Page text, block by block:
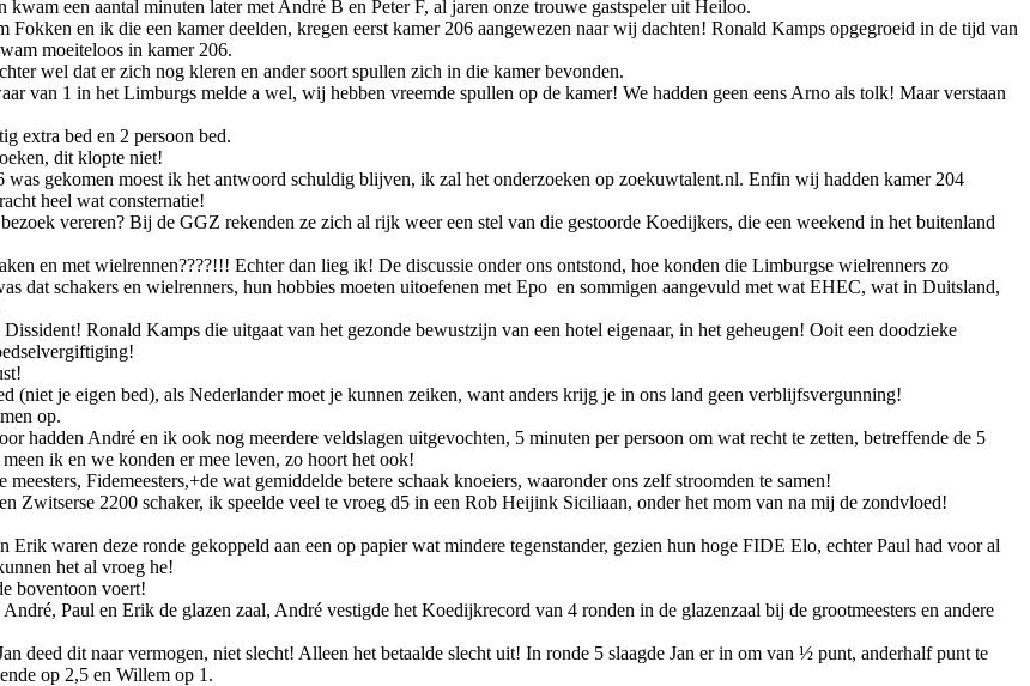
een aantal minuten later met André B en Peter F, al jaren onze trouwe gastspeler uit Heiloo.
en ik die een kamer deelden, kregen eerst kamer 206 aangewezen naar wij dachten! Ronald Kamps opgegroeid in de tijd van
moeiteloos in kamer 206.
wel dat er zich nog kleren en ander soort spullen zich in die kamer bevonden.
van 1 in het Limburgs melde a wel, wij hebben vreemde spullen op de kamer! We hadden geen eens Arno als tolk! Maar verstaan
extra bed en 2 persoon bed.
dit klopte niet!
gekomen moest ik het antwoord schuldig blijven, ik zal het onderzoeken op zoekuwtalent.nl. Enfin wij hadden kamer 204
heel wat consternatie!
vereren? Bij de GGZ rekenden ze zich al rijk weer een stel van die gestoorde Koedijkers, die een weekend in het buitenland
en met wielrennen????!!! Echter dan lieg ik! De discussie onder ons ontstond, hoe konden die Limburgse wielrenners zo
dat schakers en wielrenners, hun hobbies moeten uitoefenen met Epo en sommigen aangevuld met wat EHEC, wat in Duitsland,
Ronald Kamps die uitgaat van het gezonde bewustzijn van een hotel eigenaar, in het geheugen! Ooit een doodzieke
(niet je eigen bed), als Nederlander moet je kunnen zeiken, want anders krijg je in ons land geen verblijfsvergunning!
op.
hadden André en ik ook nog meerdere veldslagen uitgevochten, 5 minuten per persoon om wat recht te zetten, betreffende de 5
ik en we konden er mee leven, zo hoort het ook!
Fidemeesters,+de wat gemiddelde betere schaak knoeiers, waaronder ons zelf stroomden te samen!
Zwitserse 2200 schaker, ik speelde veel te vroeg d5 in een Rob Heijink Siciliaan, onder het mom van na mij de zondvloed!
waren deze ronde gekoppeld aan een op papier wat mindere tegenstander, gezien hun hoge FIDE Elo, echter Paul had voor al
het al vroeg he!
boventoon voert!
Paul en Erik de glazen zaal, André vestigde het Koedijkrecord van 4 ronden in de glazenzaal bij de grootmeesters en andere
deed dit naar vermogen, niet slecht! Alleen het betaalde slecht uit! In ronde 5 slaagde Jan er in om van ½ punt, anderhalf punt te
op 2,5 en Willem op 1.